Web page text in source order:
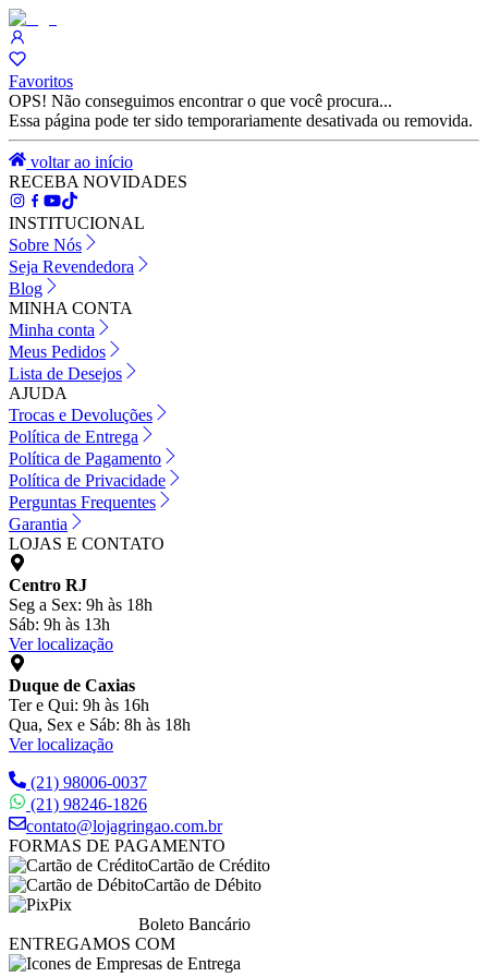
Favoritos
OPS! Não conseguimos encontrar o que você procura...
Essa página pode ter sido temporariamente desativada ou removida.
voltar ao início
RECEBA NOVIDADES
INSTITUCIONAL
Sobre Nós
Seja Revendedora
Blog
MINHA CONTA
Minha conta
Meus Pedidos
Lista de Desejos
AJUDA
Trocas e Devoluções
Política de Entrega
Política de Pagamento
Política de Privacidade
Perguntas Frequentes
Garantia
LOJAS E CONTATO
Centro RJ
Seg a Sex: 9h às 18h
Sáb: 9h às 13h
Ver localização
Duque de Caxias
Ter e Qui: 9h às 16h
Qua, Sex e Sáb: 8h às 18h
Ver localização
(21) 98006-0037
(21) 98246-1826
contato@lojagringao.com.br
FORMAS DE PAGAMENTO
Cartão de Crédito
Cartão de Débito
Pix
Boleto Bancário
ENTREGAMOS COM